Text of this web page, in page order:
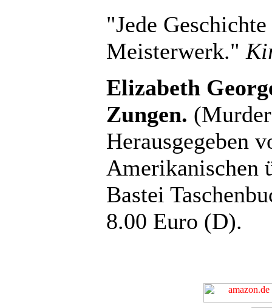
"Jede
Meisterwerk."
Elizabeth
Zungen.
Herausgegeben
Amerikanischen
Bastei
8.00 Euro (D).